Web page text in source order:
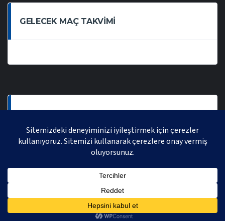
GELECEK MAÇ TAKVIMI
AVRASYA VOLEYBOL LIGI 2021 | AVRASYA SPORTIF FAALIYETLER ORGANIZASYONUDUR,
TÜM HAKLARI SAKLIDIR.